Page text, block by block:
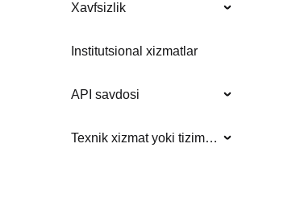
Xavfsizlik
Institutsional xizmatlar
API savdosi
Texnik xizmat yoki tizim yangilanishlari